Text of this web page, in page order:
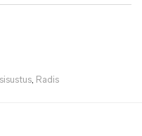
sisustus, Radis